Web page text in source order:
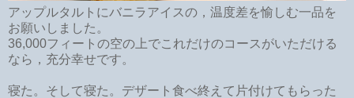
アップルタルトにバニラアイスの，温度差を愉しむ一品を
お願いしました。
36,000フィートの空の上でこれだけのコースがいただける
なら，充分幸せです。
寝た。そして寝た。デザート食べ終えて片付けてもらった